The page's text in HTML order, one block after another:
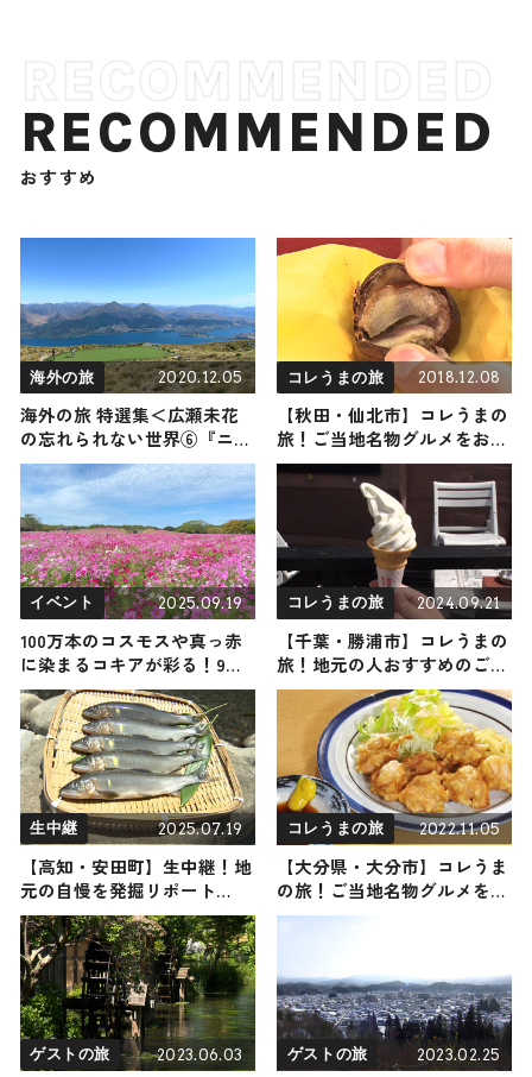
RECOMMENDED
おすすめ
海外の旅 2020.12.05
海外の旅 特選集＜広瀬未花
の忘れられない世界⑥『ニュ
ージーランド編』＞
コレうまの旅 2018.12.08
【秋田・仙北市】コレうまの
旅！ご当地名物グルメをお届
け 2018年12月8日放送
イベント 2025.09.19
100万本のコスモスや真っ赤
に染まるコキアが彩る！9月
27日（土）から福岡・海の中
道海浜公園で「うみなか＊は
なまつり2025」がスタート
コレうまの旅 2024.09.21
【千葉・勝浦市】コレうまの
旅！地元の人おすすめのご当
地名物グルメ4選 2024年9月
21日放送
生中継 2025.07.19
【高知・安田町】生中継！地
元の自慢を発掘リポート
2025年7月19日放送
コレうまの旅 2022.11.05
【大分県・大分市】コレうま
の旅！ご当地名物グルメをお
届け
ゲストの旅 2023.06.03 ゲストの旅 2023.02.25